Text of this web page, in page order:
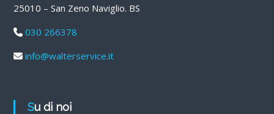
25010 – San Zeno Naviglio. BS
030 266378
info@walterservice.it
Su di noi